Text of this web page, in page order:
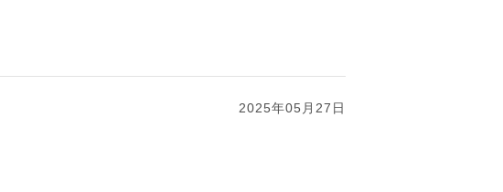
2025年05月27日